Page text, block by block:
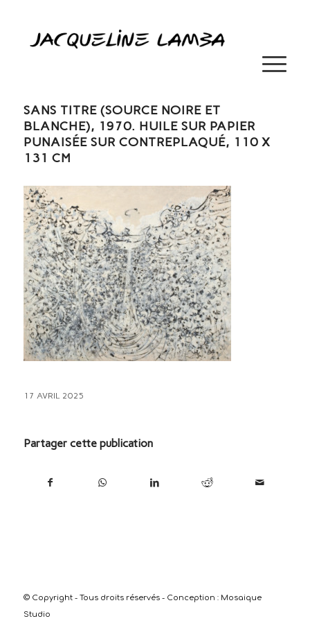
SANS TITRE (SOURCE NOIRE ET
BLANCHE), 1970. HUILE SUR PAPIER
PUNAISÉE SUR CONTREPLAQUÉ, 110 X
131 CM
17 AVRIL 2025
Partager cette publication
© Copyright - Tous droits réservés - Conception : Mosaique
Studio